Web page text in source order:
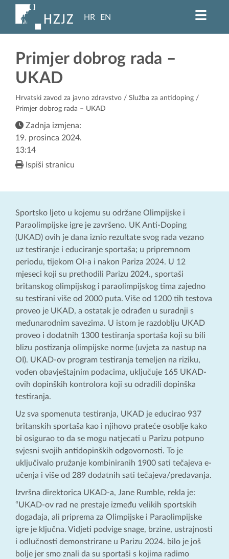
HR EN
Primjer dobrog rada –
UKAD
Hrvatski zavod za javno zdravstvo / Služba za antidoping /
Primjer dobrog rada – UKAD
Zadnja izmjena:
19. prosinca 2024.
13:14
Ispiši stranicu
Sportsko ljeto u kojemu su održane Olimpijske i
Paraolimpijske igre je završeno. UK Anti-Doping
(UKAD) ovih je dana iznio rezultate svog rada vezano
uz testiranje i educiranje sportaša; u pripremnom
periodu, tijekom OI-a i nakon Pariza 2024. U 12
mjeseci koji su prethodili Parizu 2024., sportaši
britanskog olimpijskog i paraolimpijskog tima zajedno
su testirani više od 2000 puta. Više od 1200 tih testova
proveo je UKAD, a ostatak je odrađen u suradnji s
međunarodnim savezima. U istom je razdoblju UKAD
proveo i dodatnih 1300 testiranja sportaša koji su bili
blizu postizanja olimpijske norme (uvjeta za nastup na
OI). UKAD-ov program testiranja temeljen na riziku,
vođen obavještajnim podacima, uključuje 165 UKAD-
ovih dopinških kontrolora koji su odradili dopinška
testiranja.
Uz sva spomenuta testiranja, UKAD je educirao 937
britanskih sportaša kao i njihovo prateće osoblje kako
bi osigurao to da se mogu natjecati u Parizu potpuno
svjesni svojih antidopinških odgovornosti. To je
uključivalo pružanje kombiniranih 1900 sati tečajeva e-
učenja i više od 289 dodatnih sati tečajeva/predavanja.
Izvršna direktorica UKAD-a, Jane Rumble, rekla je:
“UKAD-ov rad ne prestaje između velikih sportskih
događaja, ali priprema za Olimpijske i Paraolimpijske
igre je ključna. Vidjeti podvige snage, brzine, ustrajnosti
i odlučnosti demonstrirane u Parizu 2024. bilo je još
bolje jer smo znali da su sportaši s kojima radimo